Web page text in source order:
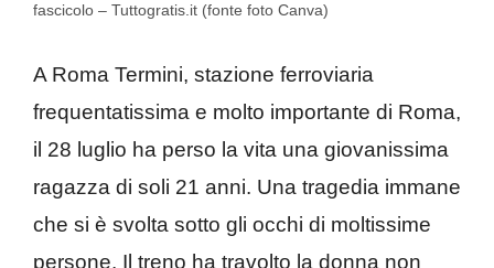
fascicolo – Tuttogratis.it (fonte foto Canva)
A Roma Termini, stazione ferroviaria
frequentatissima e molto importante di Roma,
il 28 luglio ha perso la vita una giovanissima
ragazza di soli 21 anni. Una tragedia immane
che si è svolta sotto gli occhi di moltissime
persone. Il treno ha travolto la donna non